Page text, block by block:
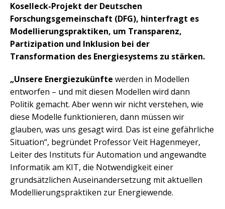
Koselleck-Projekt der Deutschen
Forschungsgemeinschaft (DFG), hinterfragt es
Modellierungspraktiken, um Transparenz,
Partizipation und Inklusion bei der
Transformation des Energiesystems zu stärken.
„Unsere Energiezukünfte werden in Modellen
entworfen – und mit diesen Modellen wird dann
Politik gemacht. Aber wenn wir nicht verstehen, wie
diese Modelle funktionieren, dann müssen wir
glauben, was uns gesagt wird. Das ist eine gefährliche
Situation“, begründet Professor Veit Hagenmeyer,
Leiter des Instituts für Automation und angewandte
Informatik am KIT, die Notwendigkeit einer
grundsätzlichen Auseinandersetzung mit aktuellen
Modellierungspraktiken zur Energiewende.